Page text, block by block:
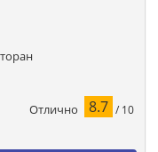
Отлично 8.7 / 10